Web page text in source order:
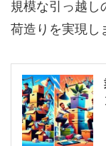
規模な引っ越し
荷造りを実現し